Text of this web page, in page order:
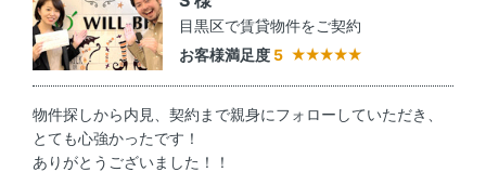
目黒区で賃貸物件をご契約
お客様満足度 5
物件探しから内見、契約まで親身にフォローしていただき、
とても心強かったです！
ありがとうございました！！